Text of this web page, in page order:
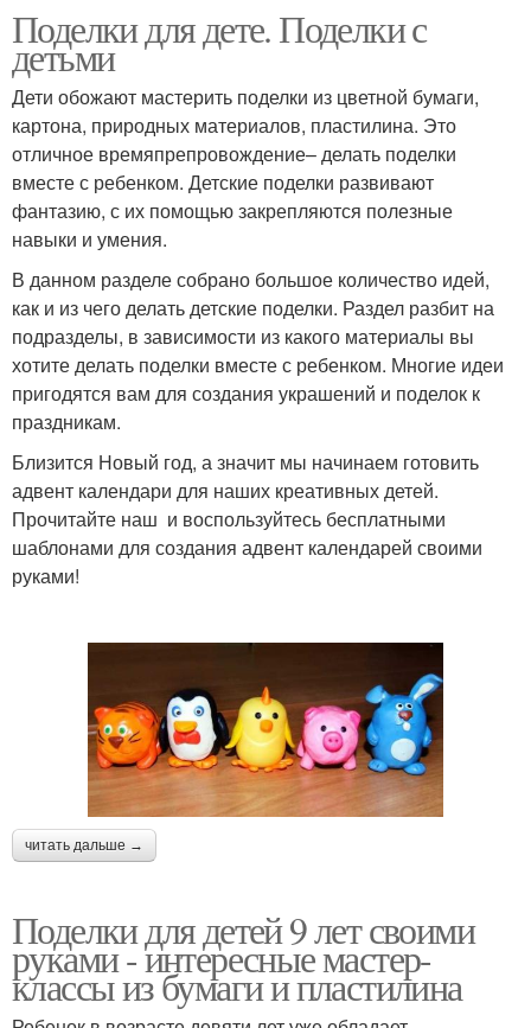
Поделки для дете. Поделки с
детьми
Дети обожают мастерить поделки из цветной бумаги,
картона, природных материалов, пластилина. Это
отличное времяпрепровождение– делать поделки
вместе с ребенком. Детские поделки развивают
фантазию, с их помощью закрепляются полезные
навыки и умения.
В данном разделе собрано большое количество идей,
как и из чего делать детские поделки. Раздел разбит на
подразделы, в зависимости из какого материалы вы
хотите делать поделки вместе с ребенком. Многие идеи
пригодятся вам для создания украшений и поделок к
праздникам.
Близится Новый год, а значит мы начинаем готовить
адвент календари для наших креативных детей.
Прочитайте наш и воспользуйтесь бесплатными
шаблонами для создания адвент календарей своими
руками!
читать дальше →
Поделки для детей 9 лет своими
руками - интересные мастер-
классы из бумаги и пластилина